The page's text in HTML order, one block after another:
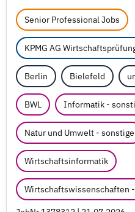
Senior Professional Jobs
KPMG AG
Berlin Bielefeld
BWL Informatik -
Natur und Umwelt - sonstige
Wirtschaftsinformatik
Wirtschaftswissenschaften